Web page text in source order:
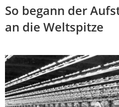
So begann der
an die Weltspitze